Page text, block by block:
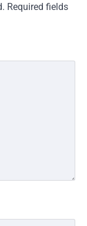
Required fields